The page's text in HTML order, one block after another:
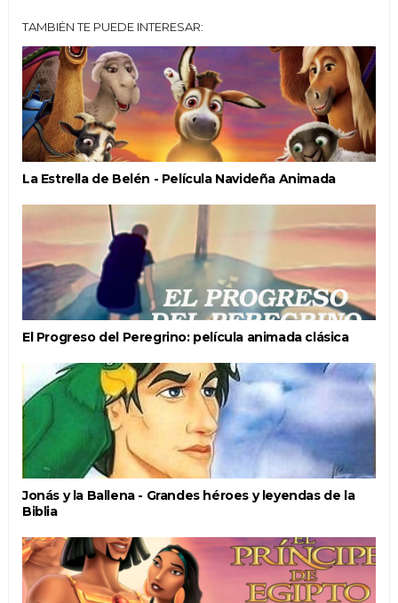
TAMBIÉN TE PUEDE INTERESAR:
La Estrella de Belén - Película Navideña Animada
El Progreso del Peregrino: película animada clásica
Jonás y la Ballena - Grandes héroes y leyendas de la
Biblia